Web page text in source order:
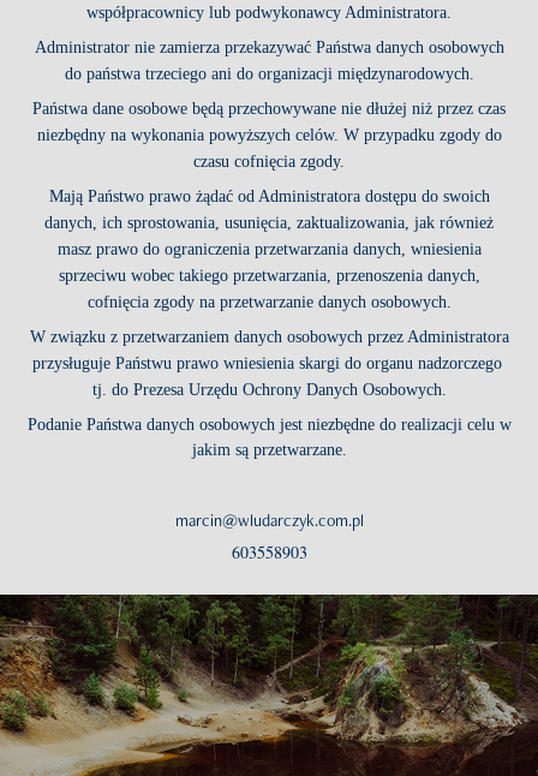
współpracownicy lub podwykonawcy Administratora.
Administrator nie zamierza przekazywać Państwa danych osobowych
do państwa trzeciego ani do organizacji międzynarodowych.
Państwa dane osobowe będą przechowywane nie dłużej niż przez czas
niezbędny na wykonania powyższych celów. W przypadku zgody do
czasu cofnięcia zgody.
Mają Państwo prawo żądać od Administratora dostępu do swoich
danych, ich sprostowania, usunięcia, zaktualizowania, jak również
masz prawo do ograniczenia przetwarzania danych, wniesienia
sprzeciwu wobec takiego przetwarzania, przenoszenia danych,
cofnięcia zgody na przetwarzanie danych osobowych.
W związku z przetwarzaniem danych osobowych przez Administratora
przysługuje Państwu prawo wniesienia skargi do organu nadzorczego
tj. do Prezesa Urzędu Ochrony Danych Osobowych.
Podanie Państwa danych osobowych jest niezbędne do realizacji celu w
jakim są przetwarzane.
marcin@wludarczyk.com.pl
603558903